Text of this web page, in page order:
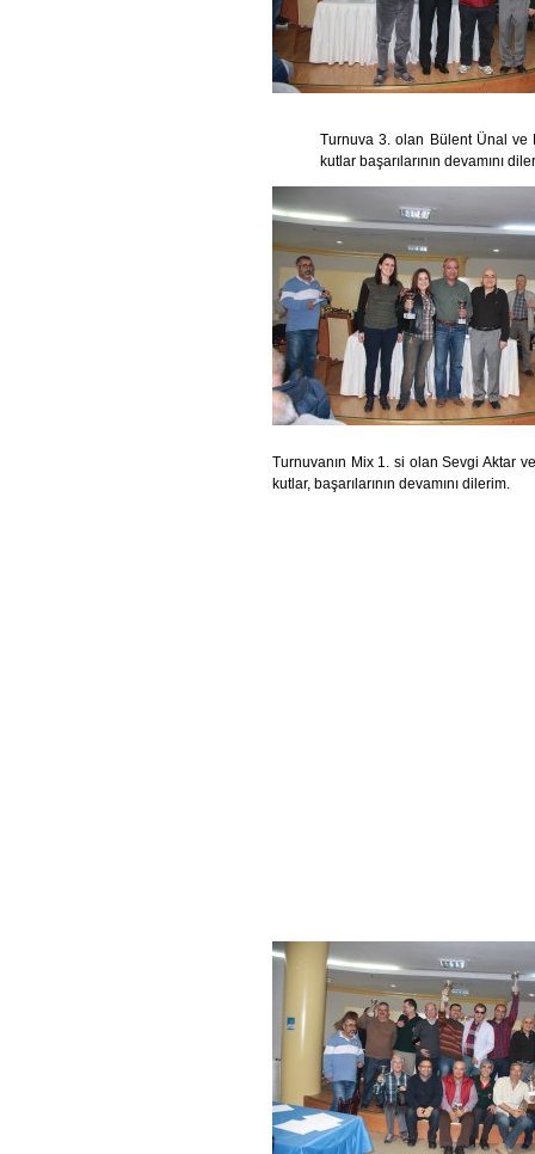
Turnuva 3. olan Bülent Ünal ve
kutlar başarılarının devamını
Turnuvanın Mix 1. si olan Sevgi Aktar
kutlar, başarılarının devamını dilerim.